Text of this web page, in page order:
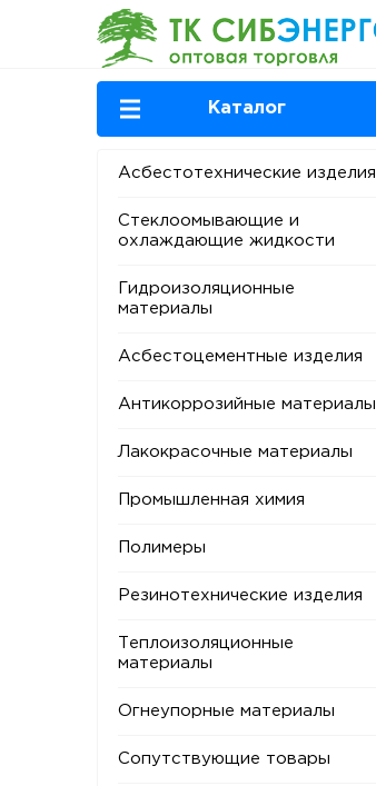
Каталог
Асбестотехнические изделия
Стеклоомывающие и
охлаждающие жидкости
Гидроизоляционные
материалы
Асбестоцементные изделия
Антикоррозийные материалы
Лакокрасочные материалы
Промышленная химия
Полимеры
Резинотехнические изделия
Теплоизоляционные
материалы
Огнеупорные материалы
Сопутствующие товары